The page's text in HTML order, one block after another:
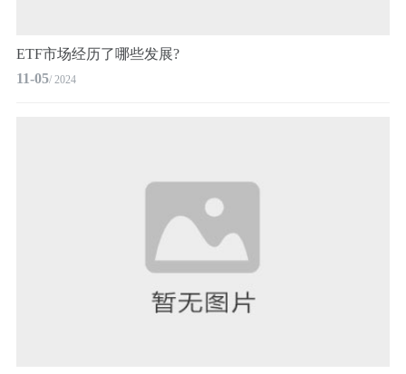
ETF市场经历了哪些发展?
11-05/ 2024